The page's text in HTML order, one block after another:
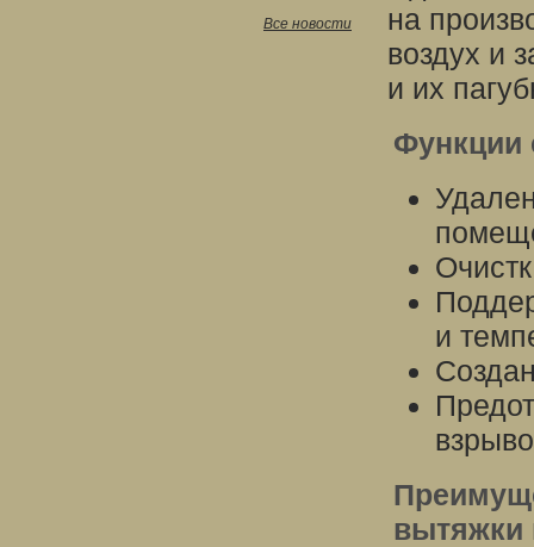
Все новости
на
воздух и
и их
Функции
и
вытяжки